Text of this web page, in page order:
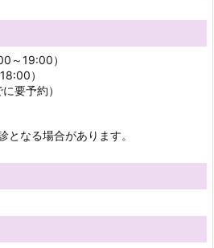
～19:00）
）
要予約）
なる場合があります。